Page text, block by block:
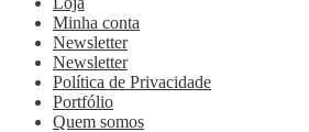
Minha conta
Newsletter
Newsletter
Política de Privacidade
Portfólio
Quem somos